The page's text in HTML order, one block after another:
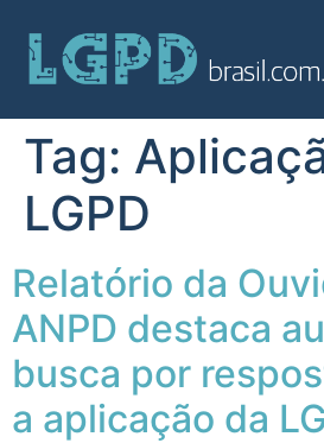
Tag:
LGPD
Relatório da
ANPD destaca
busca por
a aplicação da